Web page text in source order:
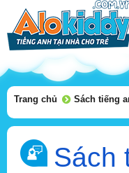
Trang chủ Sách tiếng
Sách